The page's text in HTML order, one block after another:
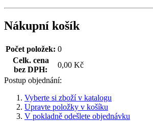
Nákupní košík
Počet položek: 0
Celk. cena
bez DPH:
0,00 Kč
Postup objednání:
Vyberte si zboží v katalogu
Upravte položky v košíku
V pokladně odešlete objednávku